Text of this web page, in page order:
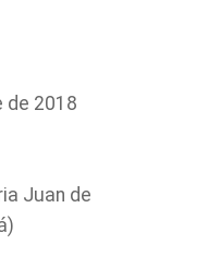
de 2018
Juan de